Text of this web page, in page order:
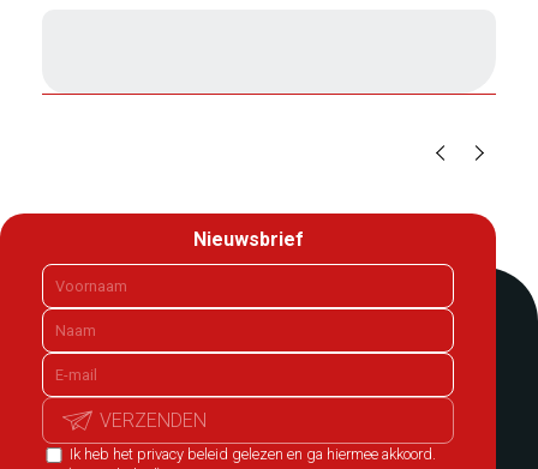
Nieuwsbrief
Ik heb het privacy beleid gelezen en ga hiermee akkoord.
VERZENDEN